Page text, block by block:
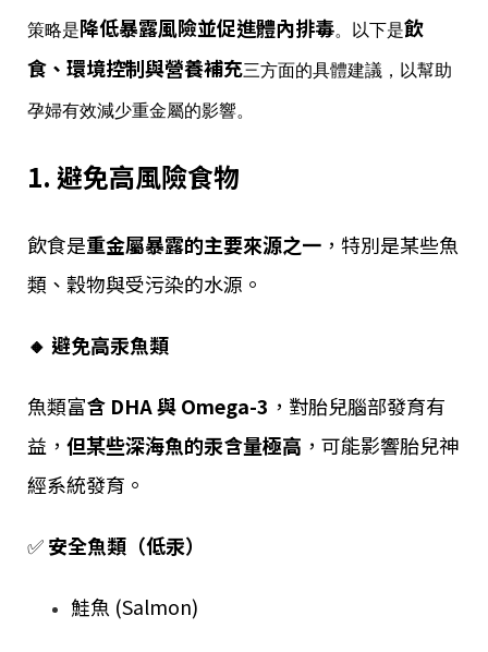
策略是降低暴露風險並促進體內排毒。以下是飲
食、環境控制與營養補充三方面的具體建議，以幫助
孕婦有效減少重金屬的影響。
1. 避免高風險食物
飲食是重金屬暴露的主要來源之一 ，特別是某些魚
類、穀物與受污染的水源。
🔸 避免高汞魚類
魚類富含 DHA 與 Omega-3 ，對胎兒腦部發育有
益， 但某些深海魚的汞含量極高 ，可能影響胎兒神
經系統發育。
✅安全魚類（低汞）
鮭魚 (Salmon)